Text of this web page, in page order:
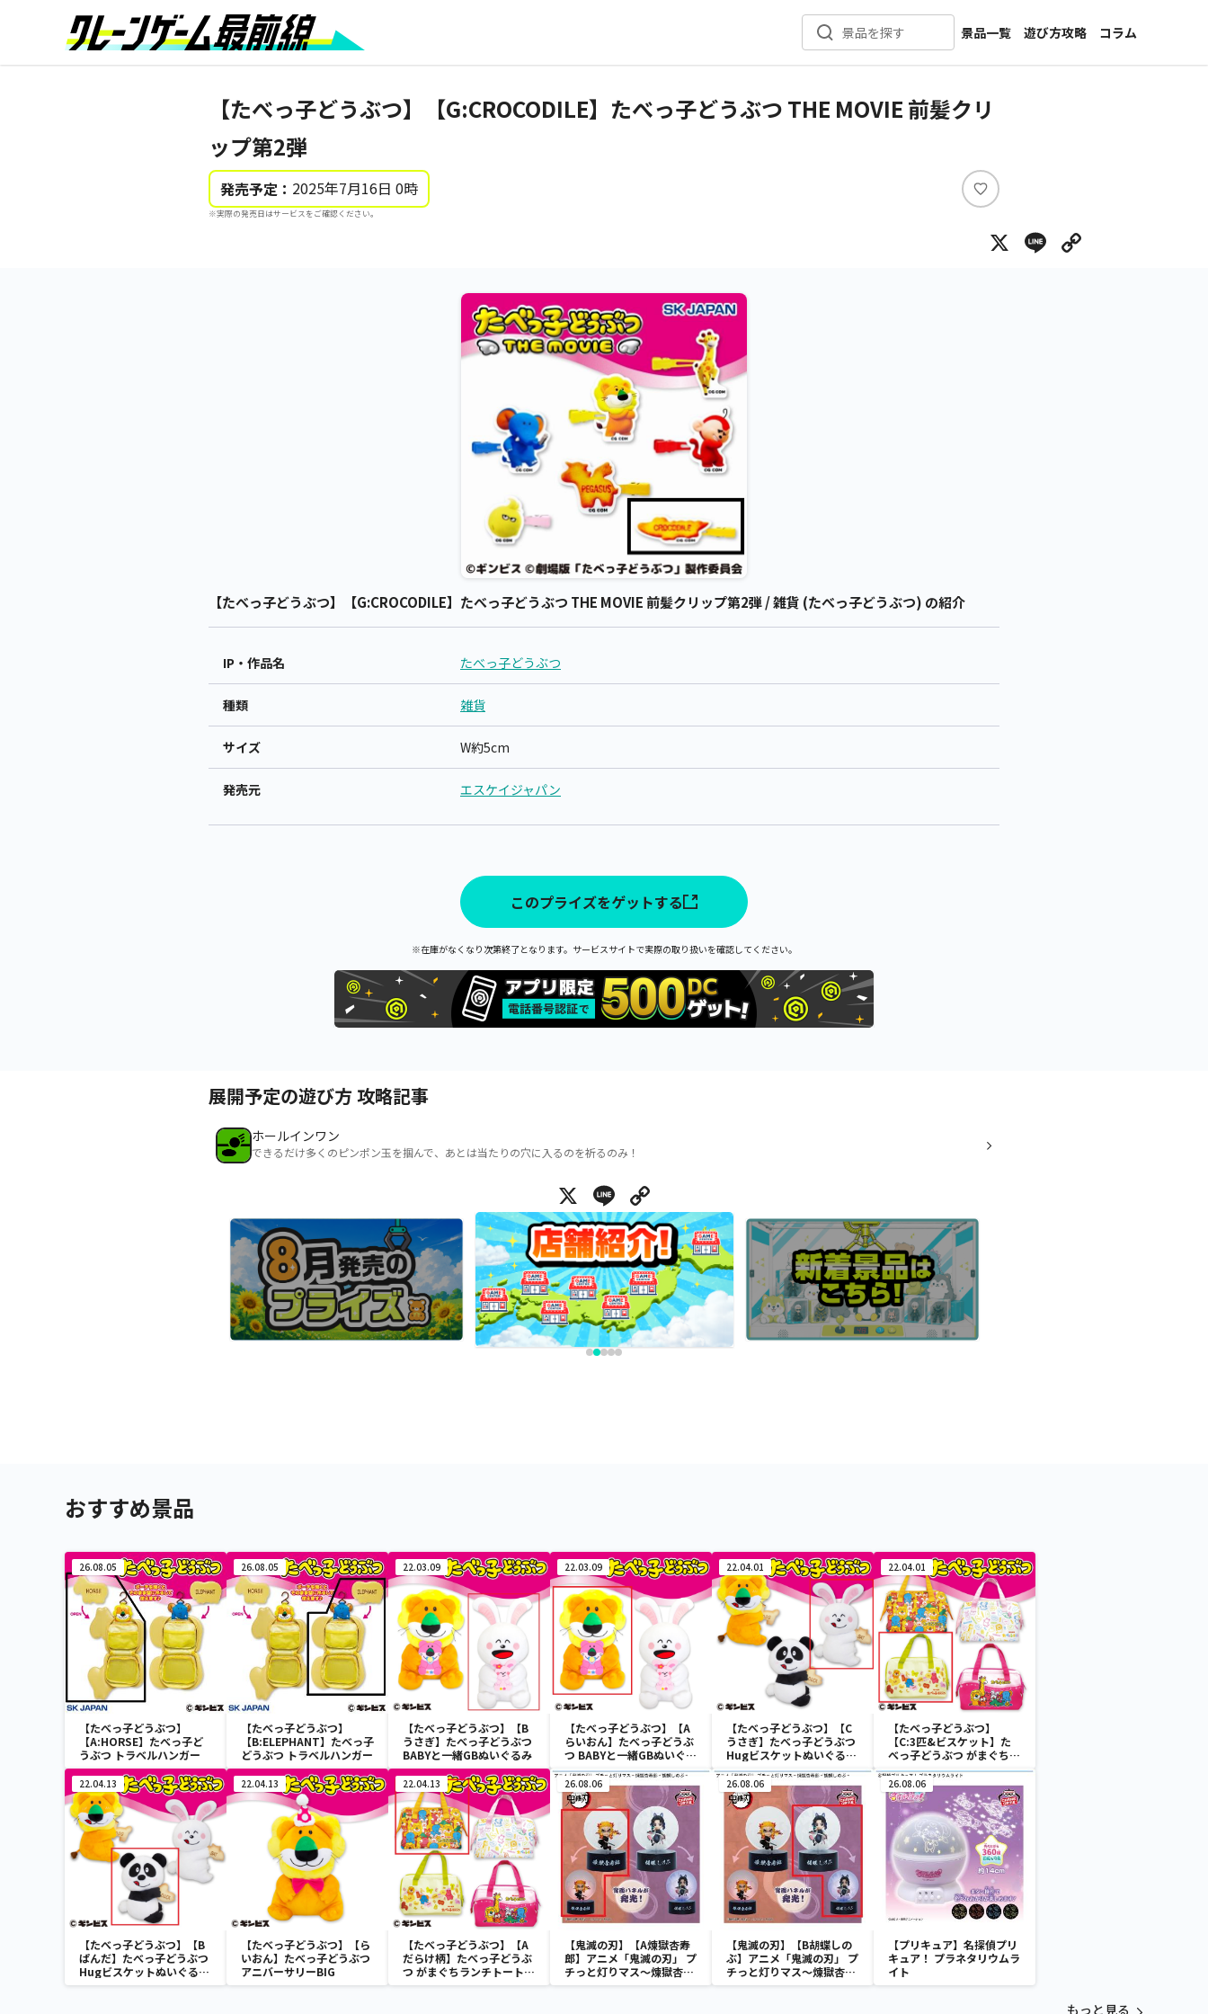
景品を探す
景品一覧
新着景品
カテゴリ一覧
遊び方攻略
コラム
インタビュー
【たべっ子どうぶつ】【G:CROCODILE】たべっ子どうぶつ THE MOVIE 前髪クリ
ップ第2弾
発売予定： 2025年7月16日 0時
※実際の発売日はサービスをご確認ください。
い
ね
X Line
【たべっ子どうぶつ】【G:CROCODILE】たべっ子どうぶつ THE MOVIE 前髪クリップ第2弾 / 雑貨 (たべっ子どうぶつ) の紹介
IP・作品名 たべっ子どうぶつ
種類 雑貨
サイズ W約5cm
発売元 エスケイジャパン
このプライズをゲットする
※在庫がなくなり次第終了となります。サービスサイトで実際の取り扱いを確認してください。
展開予定の遊び方 攻略記事
ホールインワン
できるだけ多くのピンポン玉を掴んで、あとは当たりの穴に入るのを祈るのみ！
X Line
おすすめ景品
26.08.05
【たべっ子どうぶつ】
【A:HORSE】たべっ子ど
うぶつ トラベルハンガー
26.08.05
【たべっ子どうぶつ】
【B:ELEPHANT】たべっ子
どうぶつ トラベルハンガー
22.03.09
【たべっ子どうぶつ】【B
うさぎ】たべっ子どうぶつ
BABYと一緒GBぬいぐるみ
22.03.09
【たべっ子どうぶつ】【A
らいおん】たべっ子どうぶ
つ BABYと一緒GBぬいぐる
み
22.04.01
【たべっ子どうぶつ】【C
うさぎ】たべっ子どうぶつ
Hugビスケットぬいぐるみ
2
22.04.01
【たべっ子どうぶつ】
【C:3匹&ビスケット】た
べっ子どうぶつ がまぐちラ
ンチトートバッグ2
22.04.13
【たべっ子どうぶつ】【B
ぱんだ】たべっ子どうぶつ
Hugビスケットぬいぐるみ
2
22.04.13
【たべっ子どうぶつ】【ら
いおん】たべっ子どうぶつ
アニバーサリーBIG
22.04.13
【たべっ子どうぶつ】【A
だらけ柄】たべっ子どうぶ
つ がまぐちランチトートバ
ッグ2
26.08.06
【鬼滅の刃】【A煉獄杏寿
郎】アニメ「鬼滅の刃」 プ
チっと灯りマス～煉獄杏寿
郎・胡蝶しのぶ～
26.08.06
【鬼滅の刃】【B胡蝶しの
ぶ】アニメ「鬼滅の刃」 プ
チっと灯りマス～煉獄杏寿
郎・胡蝶しのぶ～
26.08.06
【プリキュア】名探偵プリ
キュア！ プラネタリウムラ
イト
もっと見る